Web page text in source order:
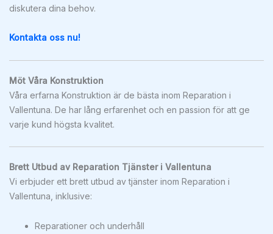
diskutera dina behov.
Kontakta oss nu!
Möt Våra Konstruktion
Våra erfarna Konstruktion är de bästa inom Reparation i
Vallentuna. De har lång erfarenhet och en passion för att ge
varje kund högsta kvalitet.
Brett Utbud av Reparation Tjänster i Vallentuna
Vi erbjuder ett brett utbud av tjänster inom Reparation i
Vallentuna, inklusive:
Reparationer och underhåll